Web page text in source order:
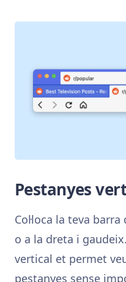
Pestanyes
Col·loca la teva
o a la dreta i
vertical et permet
pestanyes sense